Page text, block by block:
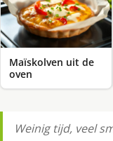
Maïskolven uit de
oven
Weinig tijd, veel